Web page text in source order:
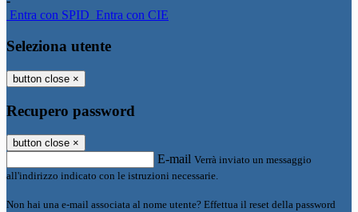
Entra con SPID Entra con CIE
Seleziona utente
button close ×
Recupero password
button close ×
E-mail Verrà inviato un messaggio
all'indirizzo indicato con le istruzioni necessarie.
Non hai una e-mail associata al nome utente? Effettua il reset della password